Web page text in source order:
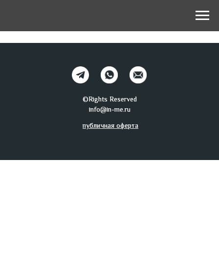
©Rights Reserved
info@in-me.ru
публичная оферта
©Rights Reserved
info@in-me.ru
публичная оферта